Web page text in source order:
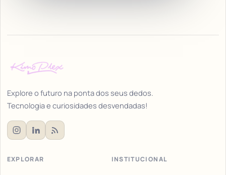
Explore o futuro na ponta dos seus dedos.
Tecnologia e curiosidades desvendadas!
EXPLORAR INSTITUCIONAL